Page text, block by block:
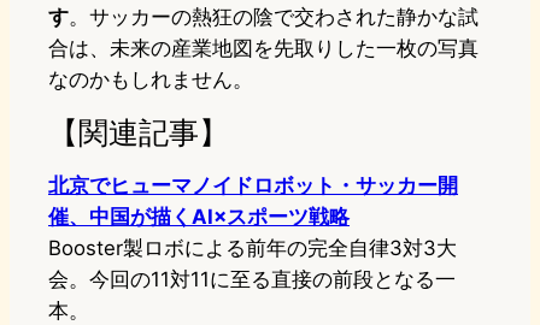
す。サッカーの熱狂の陰で交わされた静かな試
合は、未来の産業地図を先取りした一枚の写真
なのかもしれません。
【関連記事】
北京でヒューマノイドロボット・サッカー開
催、中国が描くAI×スポーツ戦略
Booster製ロボによる前年の完全自律3対3大
会。今回の11対11に至る直接の前段となる一
本。